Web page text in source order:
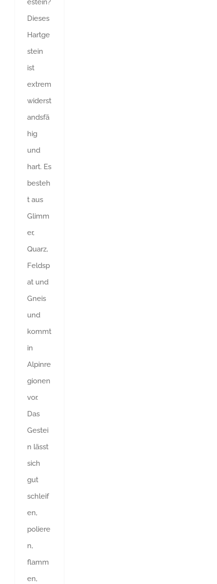
estein?
Dieses
Hartge
stein
ist
extrem
widerst
andsfä
hig
und
hart. Es
besteh
t aus
Glimm
er,
Quarz,
Feldsp
at und
Gneis
und
kommt
in
Alpinre
gionen
vor.
Das
Gestei
n lässt
sich
gut
schleif
en,
poliere
n,
flamm
en,